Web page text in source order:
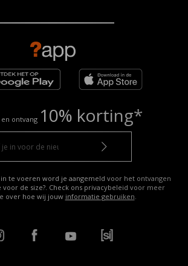
ontvang 10% korting*
te voeren word je aangemeld voor het ontvangen
de size?. Check ons privacybeleid voor meer
over hoe wij jouw informatie gebruiken.